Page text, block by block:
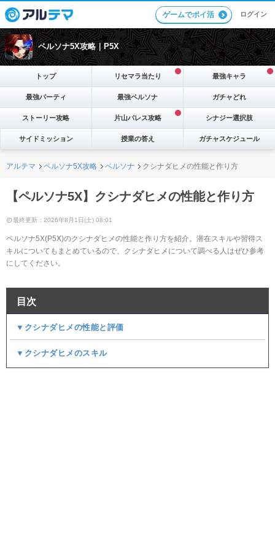
ゲームでポイ活 ログイン
ペルソナ5X攻略｜P5X
トップ リセマラ当たり 最強キャラ
最強パーティ 最強ペルソナ ガチャどれ
ストーリー攻略 片山パレス攻略 シナジー選択肢
サイドミッション 授業の答え ガチャスケジュール
アルテマ ペルソナ5X攻略 ペルソナ クシナダヒメの性能と作り方
【ペルソナ5X】クシナダヒメの性能と作り方
最終更新：2026年8月1日(土) 08:01
ペルソナ5X(P5X)のクシナダヒメの性能と作り方を紹介。潜在スキルや習得ス
キルについてもまとめているので、クシナダヒメについて調べる人はぜひ参考
にしてください。
目次
▼クシナダヒメの性能と評価
▼クシナダヒメのスキル